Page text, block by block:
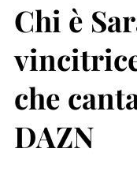
Chi è
che
DAZN